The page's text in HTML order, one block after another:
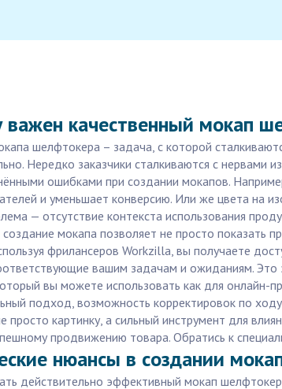
важен качественный мокап
шелфтокера – задача, с которой
Нередко заказчики сталкиваются с нервами
ошибками при создании мокапов.
и уменьшает конверсию. Или же цвета на
— отсутствие контекста использования
мокапа позволяет не просто показать
фрилансеров Workzilla, вы получаете
вашим задачам и ожиданиям. Это
вы можете использовать как для
подход, возможность корректировок по
просто картинку, а сильный инструмент для
продвижению товара. Обратись к
нюансы в создании
действительно эффективный мокап